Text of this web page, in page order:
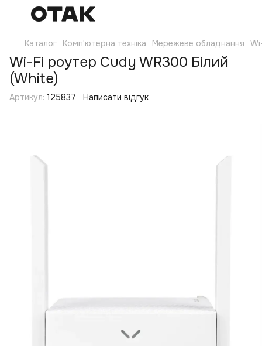
Каталог Комп'ютерна техніка Мережеве обладнання
Wi-Fi роутер Cudy WR300 Білий
(White)
Артикул: 125837 Написати відгук